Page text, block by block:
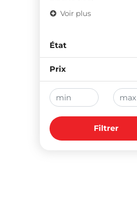
Voir plus
État
Prix
Filtrer